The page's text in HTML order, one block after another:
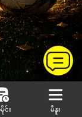
င်း မီနူး